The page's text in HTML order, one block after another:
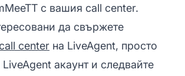
с вашия call center.
да свържете
call center на LiveAgent, просто
LiveAgent акаунт и следвайте